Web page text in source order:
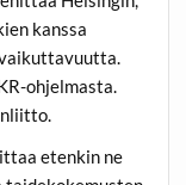
kanssa
ohjelmasta.
etenkin ne